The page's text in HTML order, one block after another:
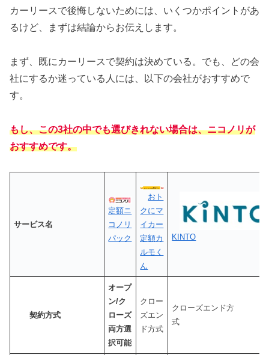
カーリースで後悔しないためには、いくつかポイントがあ
るけど、まずは結論からお伝えします。
まず、既にカーリースで契約は決めている。でも、どの会
社にするか迷っている人には、以下の会社がおすすめで
す。
もし、この3社の中でも選びきれない場合は、ニコノリが
おすすめです。
サービス名
定額ニ
コノリ
パック
おト
クにマ
イカー
定額カ
ルモく
ん
KINTO
契約方式
オープ
ン/ク
ローズ
両方選
択可能
クロー
ズエン
ド方式
クローズエンド方